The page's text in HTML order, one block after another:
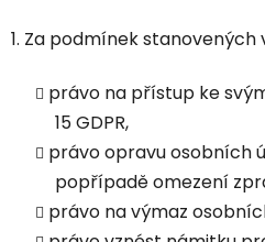
1. Za podmínek stanovených
právo na přístup ke
15 GDPR,
právo opravu osobních
popřípadě omezení
právo na výmaz